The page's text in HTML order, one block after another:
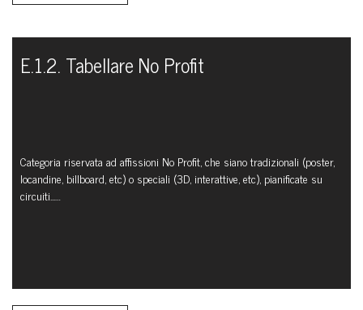
E.1.2. Tabellare No Profit
Categoria riservata ad affissioni No Profit, che siano tradizionali (poster,
locandine, billboard, etc) o speciali (3D, interattive, etc), pianificate su
circuiti...…